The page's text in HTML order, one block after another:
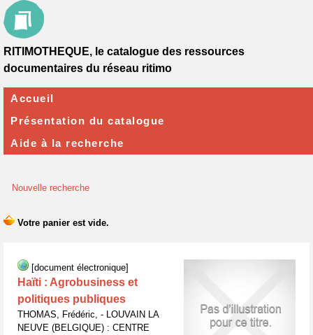
Nouvelle recherche
[document électronique]
Haïti : Agrobusiness et
politiques publiques
THOMAS, Frédéric, - LOUVAIN LA
NEUVE (BELGIQUE) : CENTRE
RITIMOTHEQUE, le catalogue des ressources
documentaires du réseau ritimo
Accueil
Présentation du catalogue
Aide à la recherche